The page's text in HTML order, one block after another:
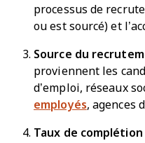
processus de
ou est sourcé) et
Source du
proviennent les
d’emploi, réseaux
employés, agences
Taux de